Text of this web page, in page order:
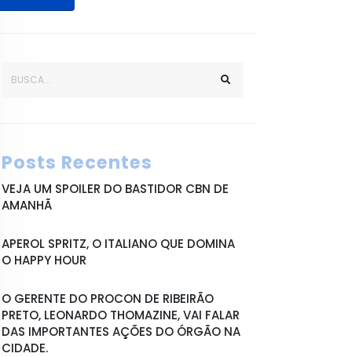
Posts Recentes
VEJA UM SPOILER DO BASTIDOR CBN DE
AMANHÃ
APEROL SPRITZ, O ITALIANO QUE DOMINA
O HAPPY HOUR
O GERENTE DO PROCON DE RIBEIRÃO
PRETO, LEONARDO THOMAZINE, VAI FALAR
DAS IMPORTANTES AÇÕES DO ÓRGÃO NA
CIDADE.